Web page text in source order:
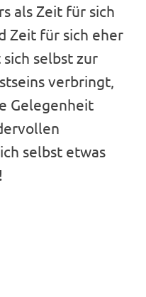
als Zeit für sich
Zeit für sich eher
selbst zur
verbringt,
Gelegenheit
selbst etwas